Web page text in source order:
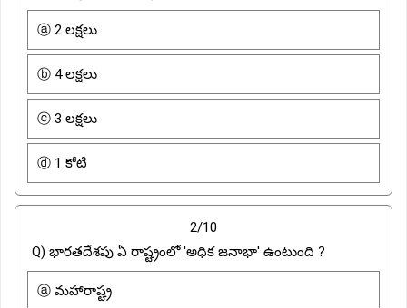
ⓐ 2 లక్షలు
ⓑ 4 లక్షలు
ⓒ 3 లక్షలు
ⓓ 1 కోటి
2/10
Q) భారతదేశపు ఏ రాష్ట్రంలో 'అధిక జనాభా' ఉంటుంది ?
ⓐ మహారాష్ట్ర